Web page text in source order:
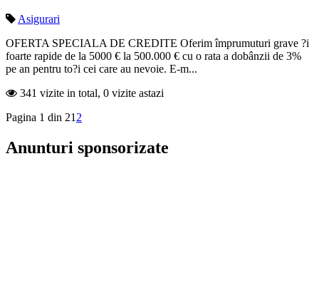
Asigurari
OFERTA SPECIALA DE CREDITE Oferim împrumuturi grave ?i
foarte rapide de la 5000 € la 500.000 € cu o rata a dobânzii de 3%
pe an pentru to?i cei care au nevoie. E-m...
341 vizite in total, 0 vizite astazi
Pagina 1 din 21 2
Anunturi sponsorizate